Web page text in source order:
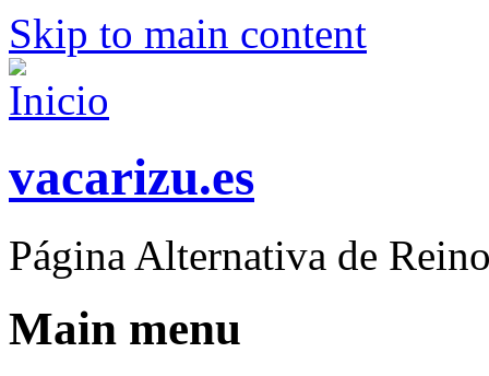
Skip to main content
vacarizu.es
Página Alternativa de
Main menu